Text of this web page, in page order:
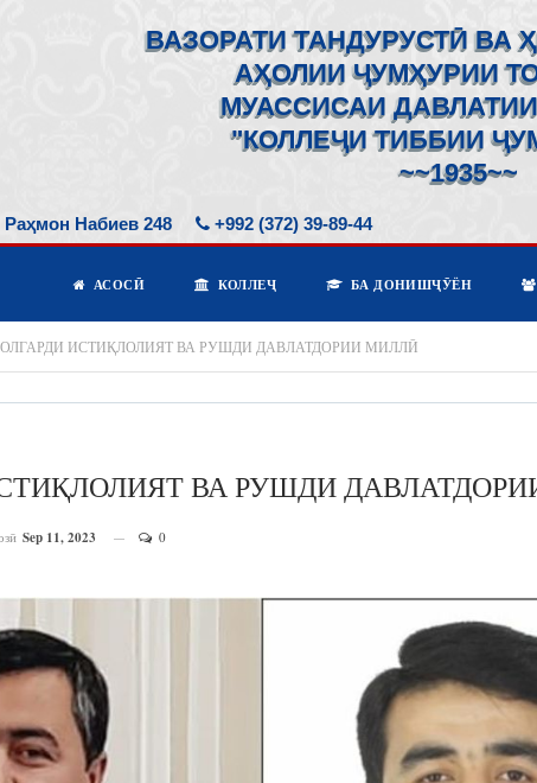
ВАЗОРАТИ ТАНДУРУСТӢ ВА
АҲОЛИИ ҶУМҲУРИИ
МУАССИСАИ
"КОЛЛЕҶИ ТИББИИ
~~1935~~
Раҳмон Набиев 248 +992 (372) 39-89-44
АСОСӢ КОЛЛЕҶ БА ДОНИШҶӮЁН
ИСТИҚЛОЛИЯТ ВА РУШДИ ДАВЛАТДОРИИ МИЛЛӢ
ВА РУШДИ
Sep 11, 2023 0